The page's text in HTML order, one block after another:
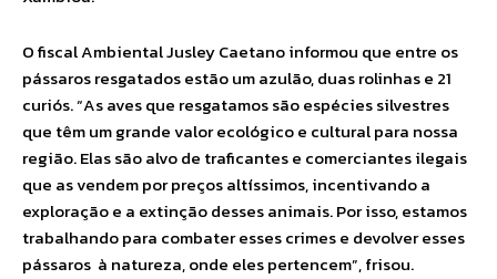
O fiscal Ambiental Jusley Caetano informou que entre os
pássaros resgatados estão um azulão, duas rolinhas e 21
curiós. “As aves que resgatamos são espécies silvestres
que têm um grande valor ecológico e cultural para nossa
região. Elas são alvo de traficantes e comerciantes ilegais
que as vendem por preços altíssimos, incentivando a
exploração e a extinção desses animais. Por isso, estamos
trabalhando para combater esses crimes e devolver esses
pássaros à natureza, onde eles pertencem”, frisou.